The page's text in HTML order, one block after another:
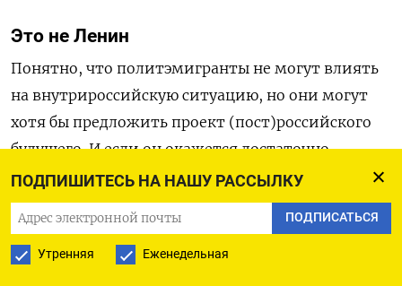
ПОДПИШИТЕСЬ НА НАШУ РАССЫЛКУ
ПОДПИСАТЬСЯ
Утренняя Еженедельная
Это не Ленин
Понятно, что политэмигранты не могут влиять
на внутрироссийскую ситуацию, но они могут
хотя бы предложить проект (пост)российского
будущего. И если он окажется достаточно
интересным, его наверняка будут обсуждать
и в самой России. Пусть там сегодня и почти
тотальная цензура, но различные региональные
паблики в соцсетях еще вполне живы.